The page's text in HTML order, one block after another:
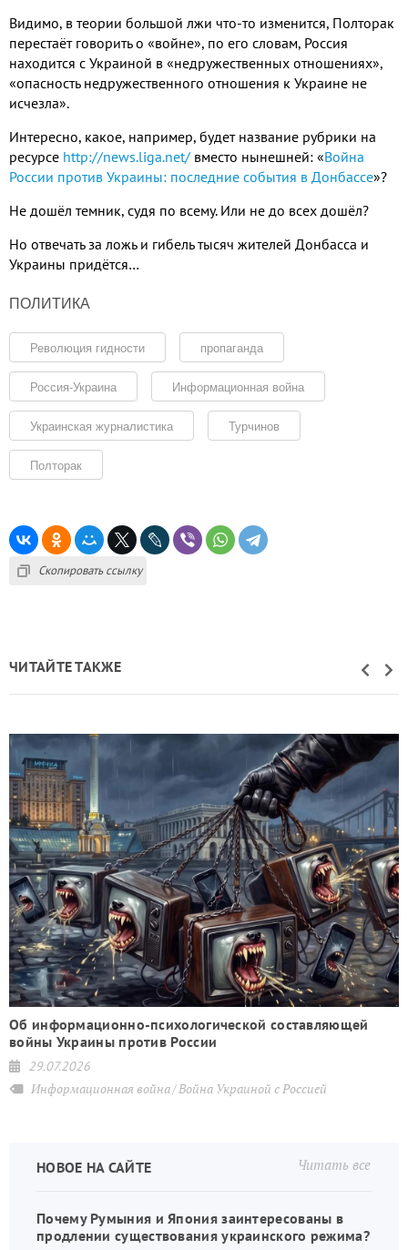
Видимо, в теории большой лжи что-то изменится, Полторак
перестаёт говорить о «войне», по его словам, Россия
находится с Украиной в «недружественных отношениях»,
«опасность недружественного отношения к Украине не
исчезла».
Интересно, какое, например, будет название рубрики на
ресурсе http://news.liga.net/ вместо нынешней: «Война
России против Украины: последние события в Донбассе»?
Не дошёл темник, судя по всему. Или не до всех дошёл?
Но отвечать за ложь и гибель тысяч жителей Донбасса и
Украины придётся…
ПОЛИТИКА
Революция гидности пропаганда
Россия-Украина Информационная война
Украинская журналистика Турчинов
Полторак
Скопировать ссылку
ЧИТАЙТЕ ТАКЖЕ
Об информационно-психологической составляющей
войны Украины против России
29.07.2026
Информационная война Война Украиной с Россией
Читать все
НОВОЕ НА САЙТЕ
Почему Румыния и Япония заинтересованы в
продлении существования украинского режима?